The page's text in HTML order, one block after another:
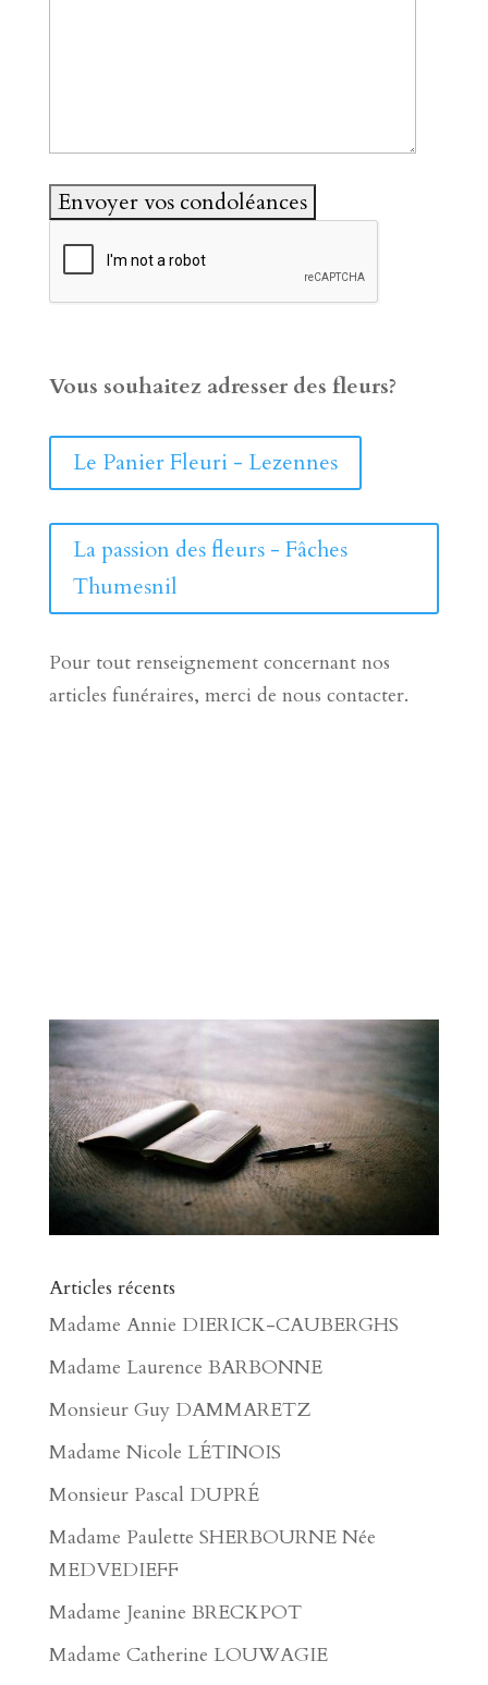
Vous souhaitez adresser des fleurs?
Le Panier Fleuri - Lezennes
La passion des fleurs - Fâches
Thumesnil
Pour tout renseignement concernant nos
articles funéraires, merci de nous contacter.
Articles récents
Madame Annie DIERICK-CAUBERGHS
Madame Laurence BARBONNE
Monsieur Guy DAMMARETZ
Madame Nicole LÉTINOIS
Monsieur Pascal DUPRÉ
Madame Paulette SHERBOURNE Née
MEDVEDIEFF
Madame Jeanine BRECKPOT
Madame Catherine LOUWAGIE